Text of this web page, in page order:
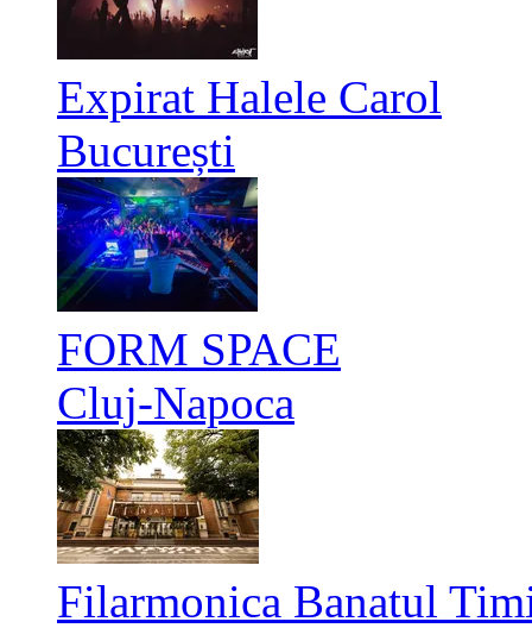
Expirat Halele Carol
București
FORM SPACE
Cluj-Napoca
Filarmonica Banatul